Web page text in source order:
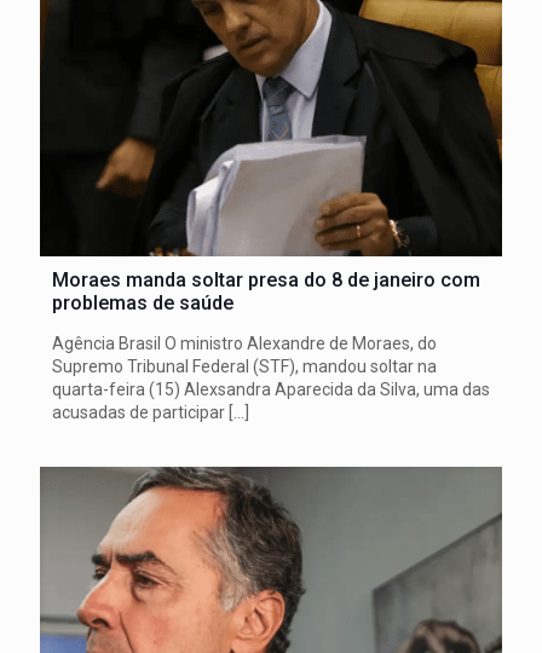
Moraes manda soltar presa do 8 de janeiro com
problemas de saúde
Agência Brasil O ministro Alexandre de Moraes, do
Supremo Tribunal Federal (STF), mandou soltar na
quarta-feira (15) Alexsandra Aparecida da Silva, uma das
acusadas de participar